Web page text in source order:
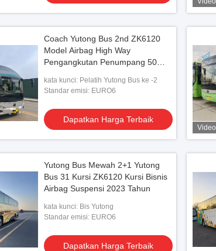
Coach Yutong Bus 2nd ZK6120
Model Airbag High Way
Pengangkutan Penumpang 50
kata kunci: Pelatih Yutong Bus ke -2
Standar emisi: EURO6
Dapatkan Harga Terbaik
Video
Yutong Bus Mewah 2+1 Yutong
Bus 31 Kursi ZK6120 Kursi Bisnis
Airbag Suspensi 2023 Tahun
kata kunci: Bis Yutong
Standar emisi: EURO6
Dapatkan Harga Terbaik